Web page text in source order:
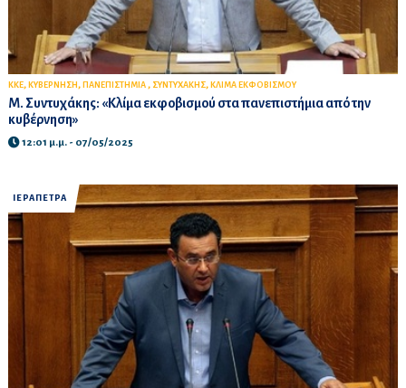
ΚΚΕ, ΚΥΒΕΡΝΗΣΗ , ΠΑΝΕΠΙΣΤΗΜΙΑ , ΣΥΝΤΥΧΑΚΗΣ, ΚΛΙΜΑ ΕΚΦΟΒΙΣΜΟΥ
Μ. Συντυχάκης: «Κλίμα εκφοβισμού στα πανεπιστήμια από την
κυβέρνηση»
12:01 μ.μ. - 07/05/2025
ΙΕΡΑΠΕΤΡΑ